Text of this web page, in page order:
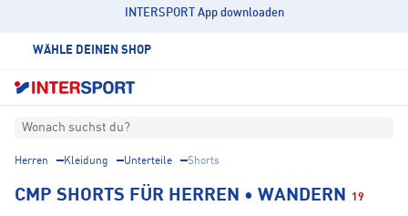
INTERSPORT App downloaden
WÄHLE DEINEN SHOP
Wonach suchst du?
Herren Kleidung Unterteile Shorts
CMP SHORTS FÜR HERREN • WANDERN 19